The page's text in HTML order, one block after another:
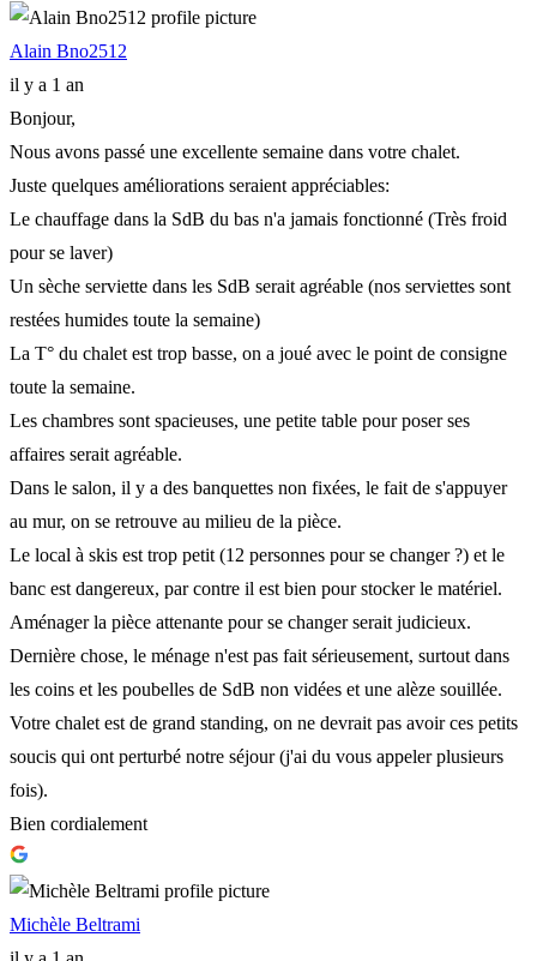
Alain Bno2512
il y a 1 an
Bonjour,
Nous avons passé une excellente semaine dans votre chalet.
Juste quelques améliorations seraient appréciables:
Le chauffage dans la SdB du bas n'a jamais fonctionné (Très froid
pour se laver)
Un sèche serviette dans les SdB serait agréable (nos serviettes sont
restées humides toute la semaine)
La T° du chalet est trop basse, on a joué avec le point de consigne
toute la semaine.
Les chambres sont spacieuses, une petite table pour poser ses
affaires serait agréable.
Dans le salon, il y a des banquettes non fixées, le fait de s'appuyer
au mur, on se retrouve au milieu de la pièce.
Le local à skis est trop petit (12 personnes pour se changer ?) et le
banc est dangereux, par contre il est bien pour stocker le matériel.
Aménager la pièce attenante pour se changer serait judicieux.
Dernière chose, le ménage n'est pas fait sérieusement, surtout dans
les coins et les poubelles de SdB non vidées et une alèze souillée.
Votre chalet est de grand standing, on ne devrait pas avoir ces petits
soucis qui ont perturbé notre séjour (j'ai du vous appeler plusieurs
fois).
Bien cordialement
Michèle Beltrami